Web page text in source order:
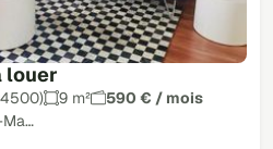
louer
9 m²
590 € / mois